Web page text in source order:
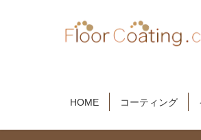
HOME コーティング